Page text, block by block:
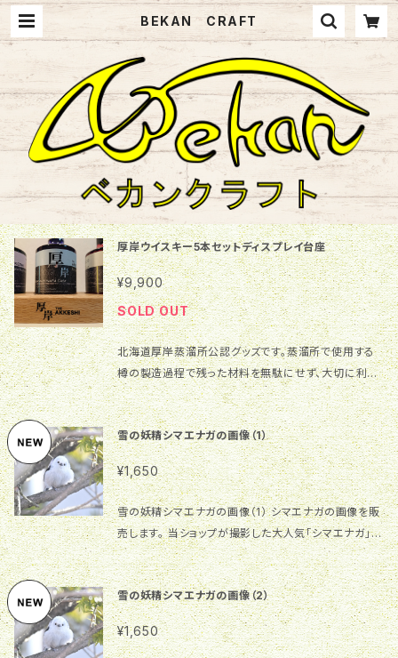
BEKAN CRAFT
厚岸ウイスキー5本セットディスプレイ台座
¥9,900
SOLD OUT
北海道厚岸蒸溜所公認グッズです。蒸溜所で使用する
樽の製造過程で残った材料を無駄にせず、大切に利用
して商品にしました。当蒸溜所が目標としている「オー
ル厚岸産のウイスキー」に必要な厚岸産のミズナラ材
です。 2018年から4回販売されたニューボーンシリー
ズ1～4と2020年2月に販売されたサロルンカムイの
計5本のボトルを展示するための台座です。 大変希少
なこの5本をセットでお持ちの方やスナック、バー等での
展示にいかがでしょうか。 一回のお買い物で一個のみ
ご購入可能 ウイスキーは付属いたしません。台座のみ
です。 1個あたりの価格です。 樹 種：北海道厚岸産ミ
ズナラ 仕上げ：オスモカラー サイズ：横約45㎝、奥行
約10㎝、高さ約3㎝ 特 徴：厚岸ウイスキーのマーク
がレーザー彫刻で加工されています ニュー
ボーン1～4とサロルンカムイの商品名がレーザー彫刻
雪の妖精シマエナガの画像（1）
¥1,650
雪の妖精シマエナガの画像（1） シマエナガの画像を販
売します。 当ショップが撮影した大人気「シマエナガ」の
オリジナル画像です。 サイズ：2111×1405、435.8KB、
300dpi ご利用自由ですが、同一画像を複数人が利用
する場合があります。商用利用等の場合はご注意願い
ます。同一画像利用者間でのトラブルについては一切の
責任を負いませんので、予めご了承ください。
雪の妖精シマエナガの画像（2）
¥1,650